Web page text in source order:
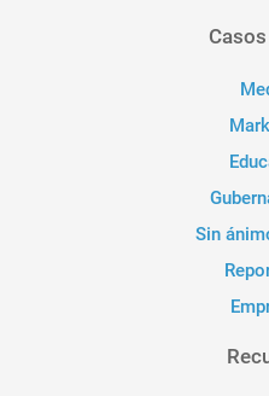
Sin